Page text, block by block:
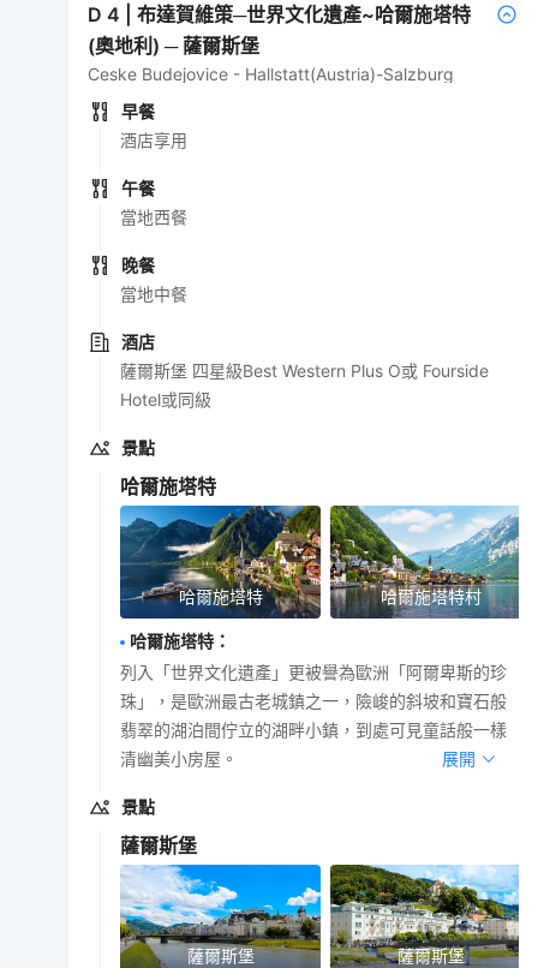
D4 |布達賀維策─世界文化遺產~哈爾施塔特
(奧地利) ─ 薩爾斯堡
Ceske Budejovice - Hallstatt(Austria)-Salzburg
早餐
酒店享用
午餐
當地西餐
晚餐
當地中餐
酒店
薩爾斯堡 四星級Best Western Plus O或 Fourside
Hotel或同級
景點
哈爾施塔特
哈爾施塔特 哈爾施塔特村
哈爾施塔特 ：
列入「世界文化遺產」更被譽為歐洲「阿爾卑斯的珍
珠」，是歐洲最古老城鎮之一，險峻的斜坡和寶石般
翡翠的湖泊間佇立的湖畔小鎮，到處可見童話般一樣
清幽美小房屋。
展開
景點
薩爾斯堡
薩爾斯堡 薩爾斯堡